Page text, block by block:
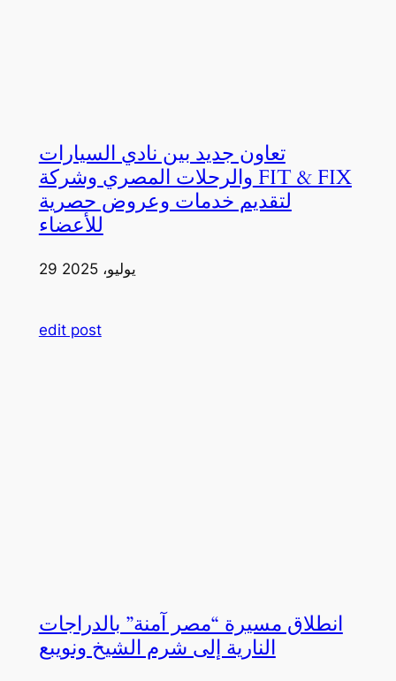
تعاون جديد بين نادي السيارات
والرحلات المصري وشركة FIT & FIX
لتقديم خدمات وعروض حصرية
للأعضاء
29 يوليو، 2025
edit post
انطلاق مسيرة “مصر آمنة” بالدراجات
النارية إلى شرم الشيخ ونويبع